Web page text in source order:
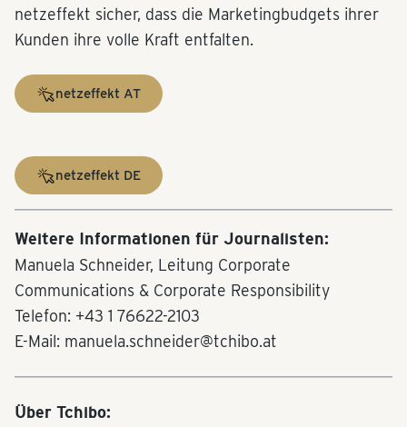
netzeffekt sicher, dass die Marketingbudgets ihrer
Kunden ihre volle Kraft entfalten.
netzeffekt AT
netzeffekt DE
Weitere Informationen für Journalisten:
Manuela Schneider, Leitung Corporate
Communications & Corporate Responsibility
Telefon: +43 1 76622-2103
E-Mail: manuela.schneider@tchibo.at
Über Tchibo: